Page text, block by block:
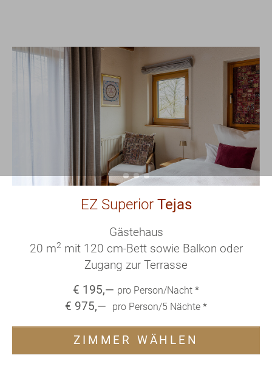
EZ Superior Tejas
Gästehaus
20 m2mit 120 cm-Bett sowie Balkon oder
Zugang zur Terrasse
€ 195,— pro Person/Nacht *
€ 975,— pro Person/5 Nächte *
ZIMMER WÄHLEN